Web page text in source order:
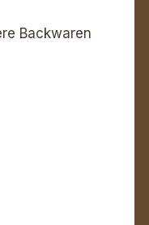
Backwaren